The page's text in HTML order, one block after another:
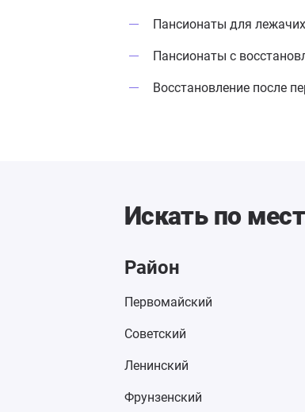
Пансионаты для
Пансионаты с
Восстановление после
Искать по
Район
Первомайский
Советский
Ленинский
Фрунзенский